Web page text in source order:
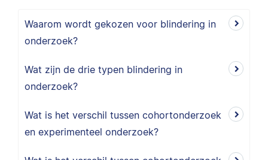
Waarom wordt gekozen voor blindering in
onderzoek?
Wat zijn de drie typen blindering in
onderzoek?
Wat is het verschil tussen cohortonderzoek
en experimenteel onderzoek?